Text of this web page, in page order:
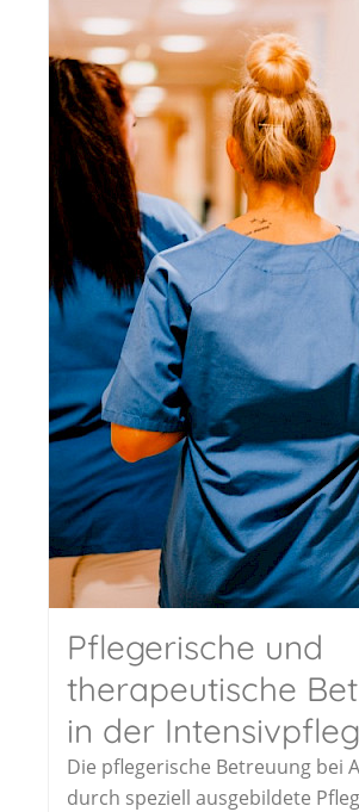
Pflegerische und
therapeutische
in der
Die pflegerische Betreuung bei
durch speziell ausgebildete